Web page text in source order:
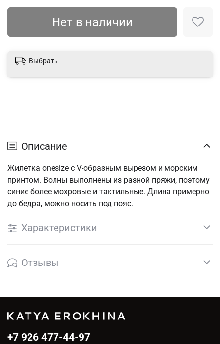
Нет в наличии
Выбрать
Описание
Жилетка onesize с V-образным вырезом и морским
принтом. Волны выполнены из разной пряжи, поэтому
синие более мохровые и тактильные. Длина примерно
до бедра, можно носить под пояс.
Характеристики
Отзывы
+7 926 477-44-97